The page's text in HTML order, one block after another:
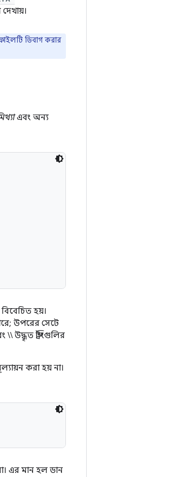
ডিবাগ করার
এবং অন্য
হয়।
উপরের সেটে
উদ্ধৃত স্ট্রিংগুলির
করা হয় না।
এর মান হল ডান